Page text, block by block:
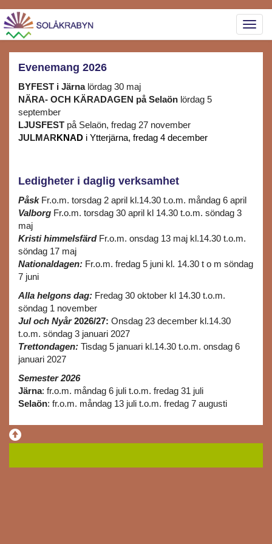
Slå
på/av
Evenemang 2026
BYFEST i Järna lördag 30 maj
NÄRA- OCH KÄRADAGEN på Selaön lördag 5
september
LJUSFEST på Selaön, fredag 27 november
JULMARKNAD i Ytterjärna, fredag 4 december
Ledigheter i daglig verksamhet
PåskFr.o.m. torsdag 2 april kl.14.30 t.o.m. måndag 6 april
Valborg Fr.o.m. torsdag 30 april kl 14.30 t.o.m. söndag 3
maj
Kristi himmelsfärdFr.o.m. onsdag 13 maj kl.14.30 t.o.m.
söndag 17 maj
Nationaldagen: Fr.o.m. fredag 5 juni kl. 14.30 t o m söndag
7 juni
Alla helgons dag: Fredag 30 oktober kl 14.30 t.o.m.
söndag 1 november
Jul och Nyår2026/27: Onsdag 23 december kl.14.30
t.o.m. söndag 3 januari 2027
Trettondagen: Tisdag 5 januari kl.14.30 t.o.m. onsdag 6
januari 2027
Semester 2026
Järna: fr.o.m. måndag 6 juli t.o.m. fredag 31 juli
Selaön: fr.o.m. måndag 13 juli t.o.m. fredag 7 augusti